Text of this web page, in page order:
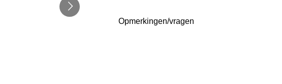
Opmerkingen/vragen